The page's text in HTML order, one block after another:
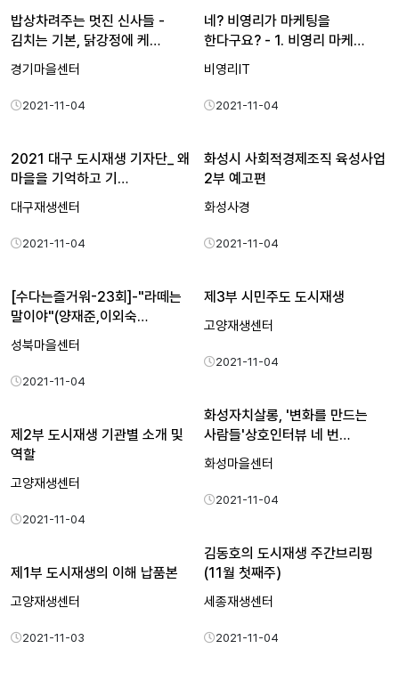
밥상차려주는 멋진 신사들 -
김치는 기본, 닭강정에 케…
경기마을센터
2021-11-04
네? 비영리가 마케팅을
한다구요? - 1. 비영리 마케…
비영리IT
2021-11-04
2021 대구 도시재생 기자단_ 왜
마을을 기억하고 기…
대구재생센터
2021-11-04
화성시 사회적경제조직 육성사업
2부 예고편
화성사경
2021-11-04
[수다는즐거워-23회]-"라떼는
말이야"(양재준,이외숙…
성북마을센터
2021-11-04
제3부 시민주도 도시재생
고양재생센터
2021-11-04
화성자치살롱, '변화를 만드는
사람들'상호인터뷰 네 번…
화성마을센터
2021-11-04
제2부 도시재생 기관별 소개 및
역할
고양재생센터
2021-11-04
김동호의 도시재생 주간브리핑
(11월 첫째주)
세종재생센터
2021-11-04
제1부 도시재생의 이해 납품본
고양재생센터
2021-11-03